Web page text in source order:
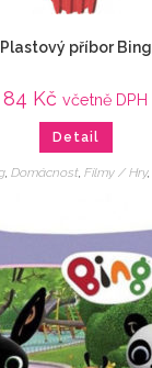
Plastový příbor Bing
84 Kč včetně DPH
Detail
, Domácnost, Filmy / Hry,